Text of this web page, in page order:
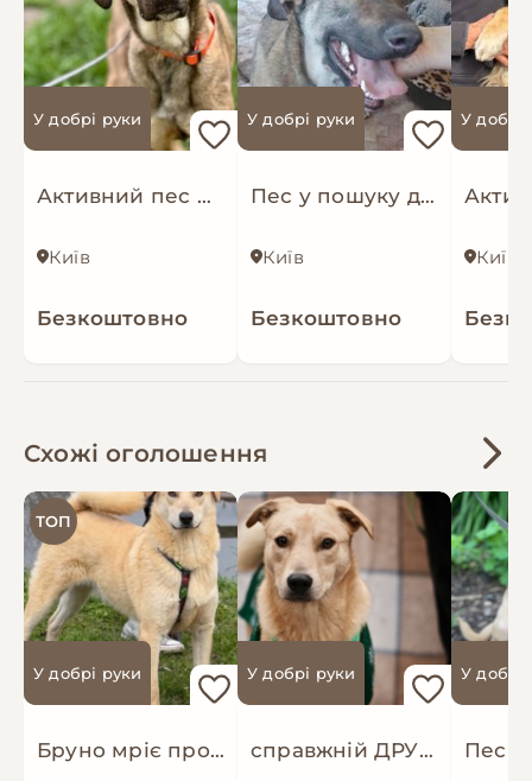
У добрі руки
Активний пес шукає дiм
Київ
Безкоштовно
У добрі руки
Пес у пошуку дома
Київ
Безкоштовно
У добрі
Київ
Схожі оголошення
ТОП
У добрі руки
Бруно мріє про родину!
У добрі руки
справжній ДРУГ Майкі шукає родину!
У добрі